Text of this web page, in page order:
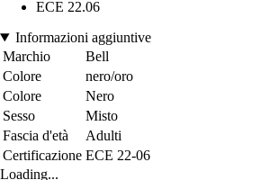
ECE 22.06
Informazioni aggiuntive
Marchio
Bell
Colore
nero/oro
Colore
Nero
Sesso
Misto
Fascia d'età
Adulti
Certificazione ECE 22-06
Loading...